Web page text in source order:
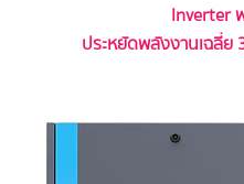
Inverter
ประหยัดพลังงานเฉลี่ย